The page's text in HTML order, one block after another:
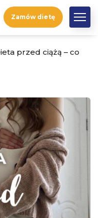
Zamów dietę
przed ciążą – co